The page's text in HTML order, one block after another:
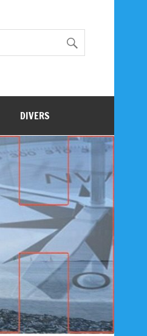
DIVERS